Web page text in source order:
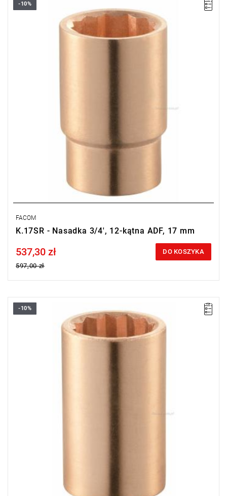
Długość: 50 mm,
Waga: 0,246 kg.
Typ gwarancji: E (Bezpłatna wymiana produktu bez ograniczenia
-10%
FACOM
K.17SR - Nasadka 3/4', 12-kątna ADF, 17 mm
Price tax included
537,30 zł
597,00 zł
DO KOSZYKA
Długość: 50 mm,
Waga: 0,31 kg.
Typ gwarancji:E (Bezpłatna wymiana produktu bez ograniczenia
-10%